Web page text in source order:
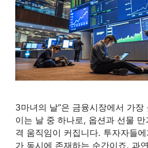
3마녀의 날”은 금융시장에서 가장
이는 날 중 하나로, 옵션과 선물
격 움직임이 커집니다. 투자자들
가 동시에 존재하는 순간이죠. 과